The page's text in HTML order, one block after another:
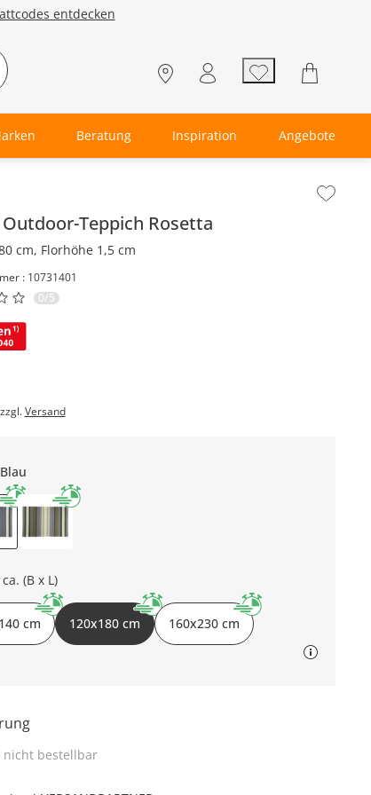
entdecken
Beratung Inspiration Angebote
Teppich Rosetta
cm, Florhöhe 1,5 cm
: 10731401
0/5
Versand
Blau
(B x L)
cm 120x180 cm 160x230 cm
nicht bestellbar